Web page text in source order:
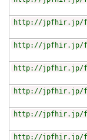
http://jpfhir.jp/fhir/
http://jpfhir.jp/fhir/
http://jpfhir.jp/fhir/
http://jpfhir.jp/fhir/
http://jpfhir.jp/fhir/
http://jpfhir.jp/fhir/